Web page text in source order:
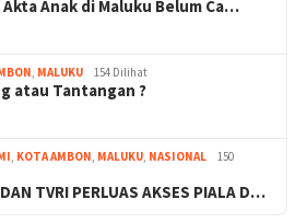
Anak di Maluku Belum Ca…
, MALUKU 154 Dilihat
atau Tantangan ?
, KOTA AMBON, MALUKU, NASIONAL
150
TVRI PERLUAS AKSES PIALA D…